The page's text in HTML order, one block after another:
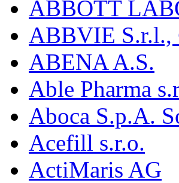
ABBOTT
ABBVIE S.r.l.,
ABENA A.S.
Able Pharma
Aboca S.p.A.
Acefill s.r.o.
ActiMaris AG